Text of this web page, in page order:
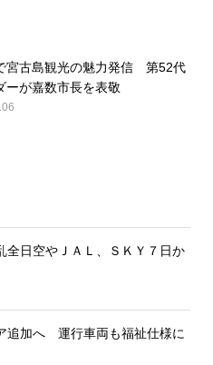
宮古島観光の魅力発信 第52代
ーが嘉数市長を表敬
全日空やＪＡＬ、ＳＫＹ７日か
追加へ 運行車両も福祉仕様に